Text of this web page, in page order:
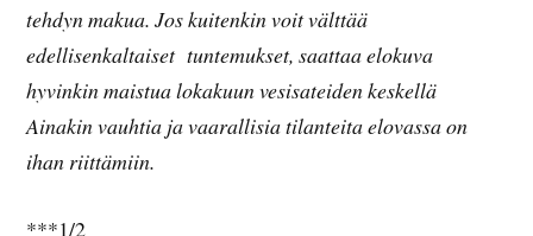
tehdyn makua. Jos kuitenkin voit välttää
edellisenkaltaiset tuntemukset, saattaa elokuva
hyvinkin maistua lokakuun vesisateiden keskellä
Ainakin vauhtia ja vaarallisia tilanteita elovassa on
ihan riittämiin.
***1/2